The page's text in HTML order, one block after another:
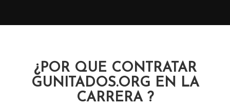
¿POR QUE CONTRATAR
GUNITADOS.ORG EN LA
CARRERA ?